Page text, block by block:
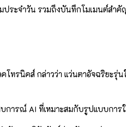
ประจำวัน รวมถึงบันทึกโมเมนต์สำ
ทรนิคส์ กล่าวว่า แว่นตาอัจฉริยะ
การณ์ AI ที่เหมาะสมกับรูปแบบการ